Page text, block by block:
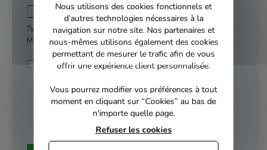
Types de fichiers autorisés : jpg, png, pdf
Maximum 2Mo
En soumettant ce formulaire, j'accepte que les
cadre de ma demande d'information et de la
relation commerciale qui peut en découler.
Nous utilisons des cookies fonctionnels et
d’autres technologies nécessaires à la
navigation sur notre site. Nos partenaires et
nous-mêmes utilisons également des cookies
permettant de mesurer le trafic afin de vous
offrir une expérience client personnalisée.
Vous pourrez modifier vos préférences à tout
moment en cliquant sur “Cookies” au bas de
n'importe quelle page.
Refuser les cookies